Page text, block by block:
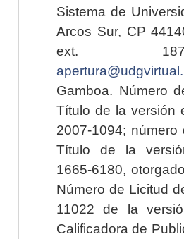
Sistema de
Arcos Sur, CP
ext.
Gamboa. Número
Título de la versión
2007-1094;
Título de la
1665-6180,
Número de Licitud
11022 de la
Calificadora de